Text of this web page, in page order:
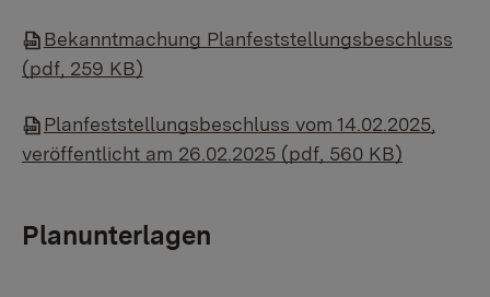
Bekanntmachung Planfeststellungsbeschluss
(pdf, 259 KB)
Planfeststellungsbeschluss vom 14.02.2025,
veröffentlicht am 26.02.2025 (pdf, 560 KB)
Planunterlagen